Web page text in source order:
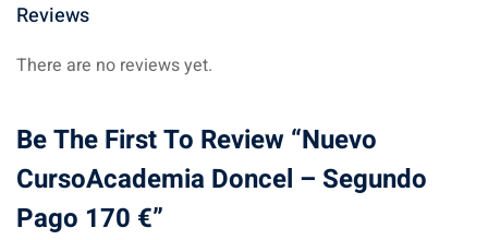
Reviews
There are no reviews yet.
Be The First To Review “Nuevo
CursoAcademia Doncel – Segundo
Pago 170 €”